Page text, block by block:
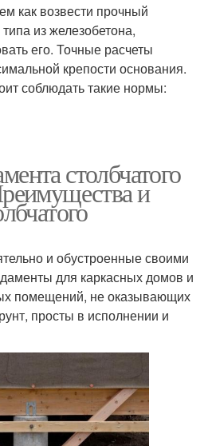
как возвести прочный
из железобетона,
его. Точные расчеты
крепости основания.
соблюдать такие нормы:
столбчатого
и
и обустроенные своими
для каркасных домов и
помещений, не оказывающих
просты в исполнении и